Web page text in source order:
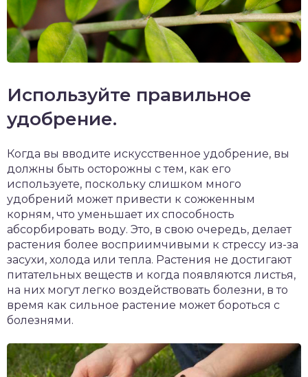
Используйте правильное
удобрение.
Когда вы вводите искусственное удобрение, вы
должны быть осторожны с тем, как его
используете, поскольку слишком много
удобрений может привести к сожженным
корням, что уменьшает их способность
абсорбировать воду. Это, в свою очередь, делает
растения более восприимчивыми к стрессу из-за
засухи, холода или тепла. Растения не достигают
питательных веществ и когда появляются листья,
на них могут легко воздействовать болезни, в то
время как сильное растение может бороться с
болезнями.